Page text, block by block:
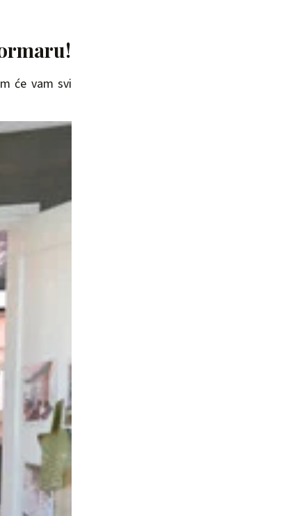
će vam svi